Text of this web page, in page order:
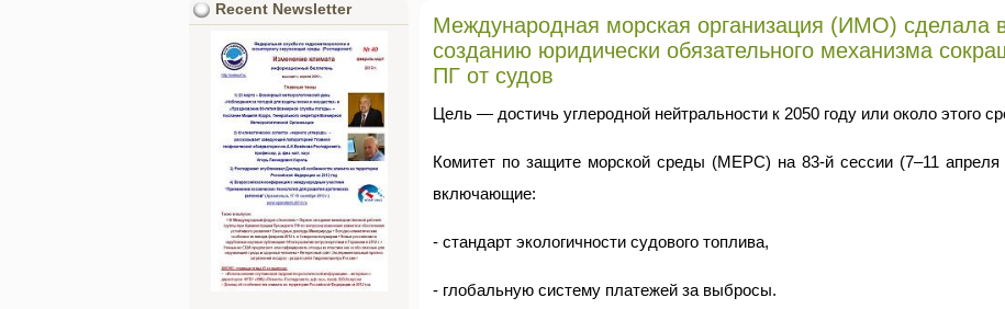
Международная морская организация (ИМО) сделала
созданию юридически обязательного механизма
ПГ от судов
Цель — достичь углеродной нейтральности к 2050 году или около этого
Комитет по защите морской среды (MEPC) на 83-й сессии (7–11
включающие:
- стандарт экологичности судового топлива,
- глобальную систему платежей за выбросы.
Recent Newsletter